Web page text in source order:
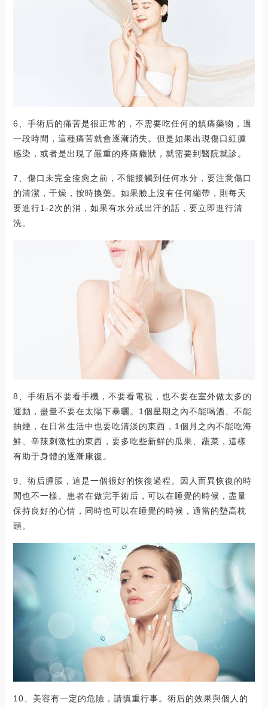
6、手術后的痛苦是很正常的，不需要吃任何的鎮痛藥物，過
一段時間，這種痛苦就會逐漸消失。但是如果出現傷口紅腫
感染，或者是出現了嚴重的疼痛癥狀，就需要到醫院就診。
7、傷口未完全痊愈之前，不能接觸到任何水分，要注意傷口
的清潔，干燥，按時換藥。如果臉上沒有任何繃帶，則每天
要進行1-2次的消，如果有水分或出汗的話，要立即進行清
洗。
8、手術后不要看手機，不要看電視，也不要在室外做太多的
運動，盡量不要在太陽下暴曬。1個星期之內不能喝酒、不能
抽煙，在日常生活中也要吃清淡的東西，1個月之內不能吃海
鮮、辛辣刺激性的東西，要多吃些新鮮的瓜果、蔬菜，這樣
有助于身體的逐漸康復。
9、術后腫脹，這是一個很好的恢復過程。因人而異恢復的時
間也不一樣。患者在做完手術后，可以在睡覺的時候，盡量
保持良好的心情，同時也可以在睡覺的時候，適當的墊高枕
頭。
10、美容有一定的危險，請慎重行事。術后的效果與個人的